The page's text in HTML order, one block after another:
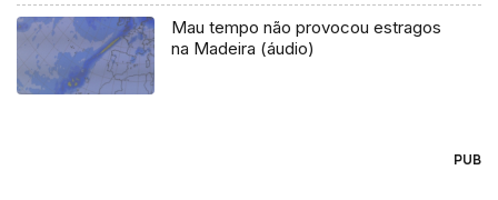
Mau tempo não provocou estragos
na Madeira (áudio)
PUB